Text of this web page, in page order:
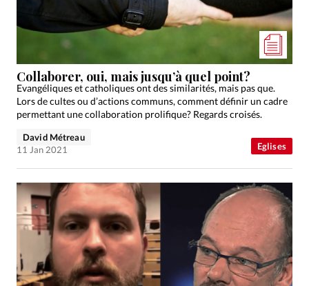
Eglises
Collaborer, oui, mais jusqu’à quel point?
Evangéliques et catholiques ont des similarités, mais pas que.
Lors de cultes ou d’actions communs, comment définir un cadre
permettant une collaboration prolifique? Regards croisés.
David Métreau
11 Jan 2021